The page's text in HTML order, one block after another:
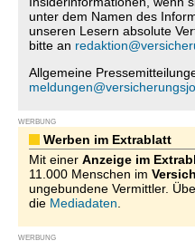
unter dem Namen des
unseren Lesern absolute
bitte an
Allgemeine
WERBUNG
Werben im Extrablatt
Mit einer Anzeige im
11.000 Menschen im
ungebundene Vermittler.
die Mediadaten
WERBUNG